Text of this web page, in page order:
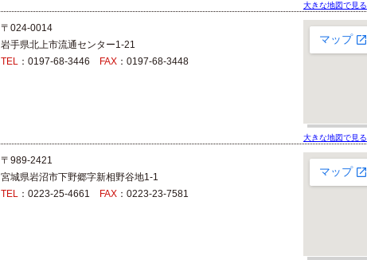
大きな地図で見る
大きな地図で見る
〒024‐0014
岩手県北上市流通センター1-21
TEL ：0197-68-3446 FAX ：0197-68-3448
〒989‐2421
宮城県岩沼市下野郷字新相野谷地1-1
TEL ：0223-25-4661 FAX ：0223-23-7581